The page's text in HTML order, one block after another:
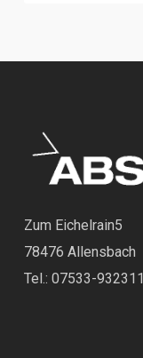
Zum Eichelrain5
78476 Allensbach
Tel.: 07533-932311